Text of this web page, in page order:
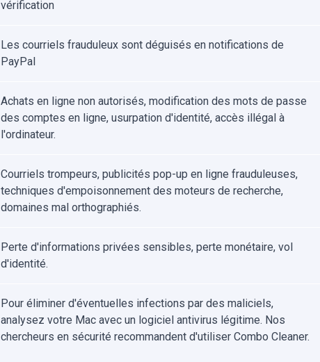
vérification
Les courriels frauduleux sont déguisés en notifications de
PayPal
Achats en ligne non autorisés, modification des mots de passe
des comptes en ligne, usurpation d'identité, accès illégal à
l'ordinateur.
Courriels trompeurs, publicités pop-up en ligne frauduleuses,
techniques d'empoisonnement des moteurs de recherche,
domaines mal orthographiés.
Perte d'informations privées sensibles, perte monétaire, vol
d'identité.
Pour éliminer d'éventuelles infections par des maliciels,
analysez votre Mac avec un logiciel antivirus légitime. Nos
chercheurs en sécurité recommandent d'utiliser Combo Cleaner.